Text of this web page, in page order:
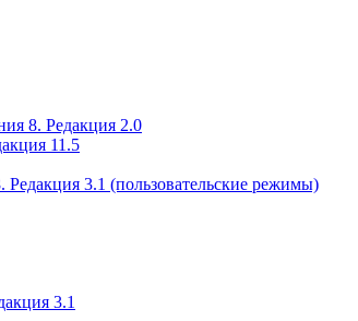
8. Редакция 2.0
11.5
3.1 (пользовательские режимы)
3.1